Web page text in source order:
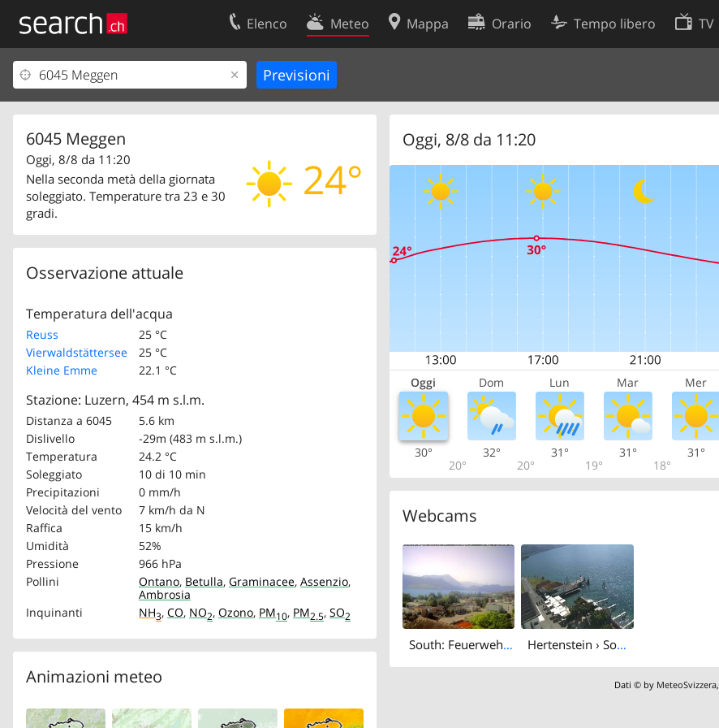
Elenco Meteo Mappa Orario Tempo libero TV
6045 Meggen
24°
Oggi, 8/8 da 11:20
Nella seconda metà della giornata
soleggiato. Temperature tra 23 e 30
gradi.
Osservazione attuale
Temperatura dell'acqua
Reuss
25 °C
Vierwaldstättersee
25 °C
Kleine Emme
22.1 °C
Stazione: Luzern, 454 m s.l.m.
Distanza a 6045
5.6 km
Dislivello
-29m (483 m s.l.m.)
Temperatura
24.2 °C
Soleggiato
10 di 10 min
Precipitazioni
0 mm/h
Velocità del vento
7 km/h da N
Raffica
15 km/h
Umidità
52%
Pressione
966 hPa
Pollini
Ontano, Betulla, Graminacee, Assenzio,
Ambrosia
Inquinanti
NH3, CO, NO2, Ozono, PM10, PM2.5, SO2
Animazioni meteo
Oggi, 8/8 da 11:20
Oggi Dom Lun Mar Mer
30°
20°
32°
20°
31°
19°
31°
18°
31°
Webcams
South: Feuerwehr Meggen - Verwaltung St. Charles Hall - Lake Lucerne Hertenstein › South: Hertensteinstrasse 156 - Lake Lucerne
Dati © by MeteoSvizzera
Il vostro profolio
Area clienti
Contatti
Condizioni d’uso
Preferenze cookie